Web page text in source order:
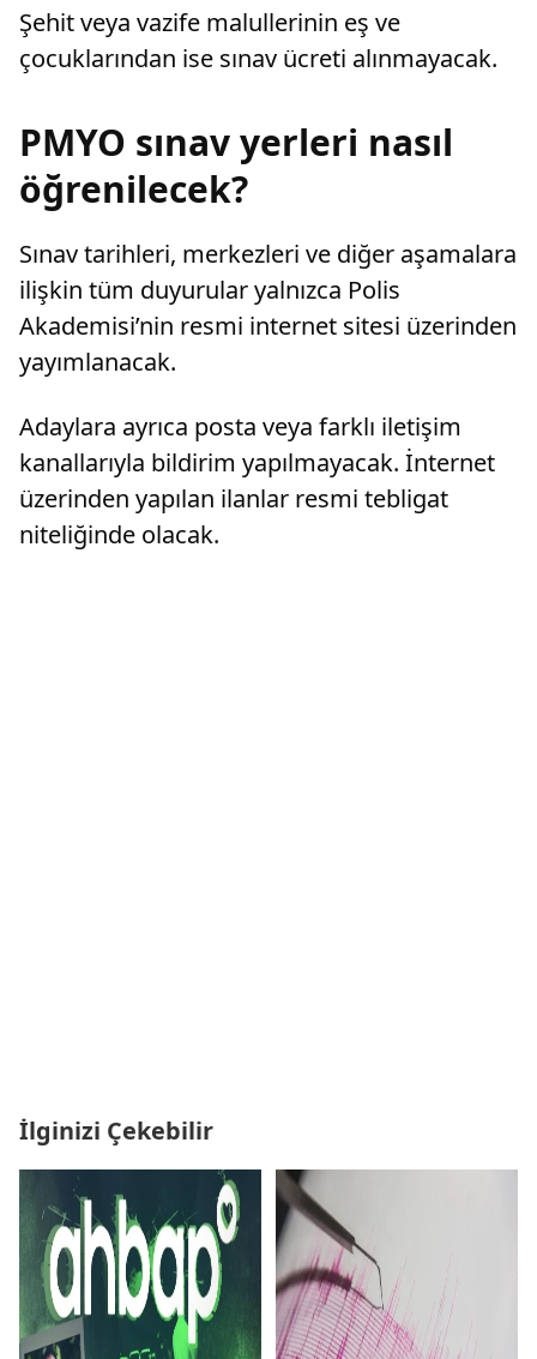
Şehit veya vazife malullerinin eş ve
çocuklarından ise sınav ücreti alınmayacak.
PMYO sınav yerleri nasıl
öğrenilecek?
Sınav tarihleri, merkezleri ve diğer aşamalara
ilişkin tüm duyurular yalnızca Polis
Akademisi’nin resmi internet sitesi üzerinden
yayımlanacak.
Adaylara ayrıca posta veya farklı iletişim
kanallarıyla bildirim yapılmayacak. İnternet
üzerinden yapılan ilanlar resmi tebligat
niteliğinde olacak.
İlginizi Çekebilir